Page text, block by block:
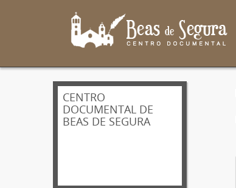
CENTRO
DOCUMENTAL DE
BEAS DE SEGURA